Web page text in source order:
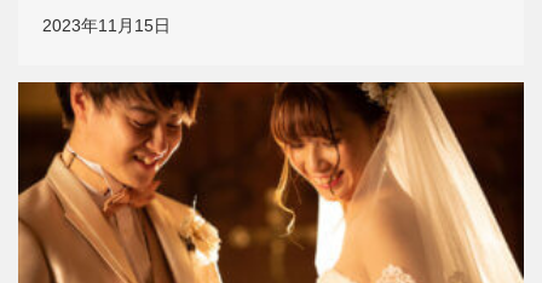
2023年11月15日